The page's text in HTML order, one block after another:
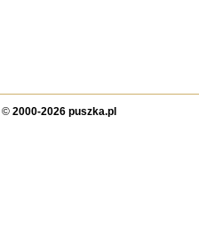
© 2000-2026 puszka.pl